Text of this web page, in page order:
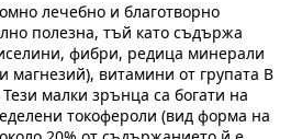
лечебно и благотворно
полезна, тъй като съдържа
фибри, редица минерали
магнезий), витамини от групата В
малки зрънца са богати на
токофероли (вид форма на